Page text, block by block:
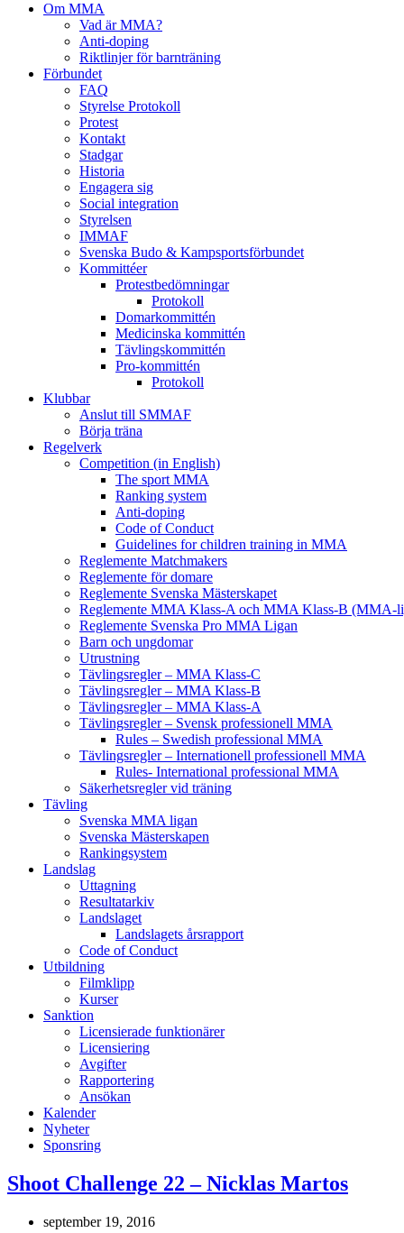
Om MMA
Vad är MMA?
Anti-doping
Riktlinjer för barnträning
Förbundet
FAQ
Styrelse Protokoll
Protest
Kontakt
Stadgar
Historia
Engagera sig
Social integration
Styrelsen
IMMAF
Svenska Budo & Kampsportsförbundet
Kommittéer
Protestbedömningar
Protokoll
Domarkommittén
Medicinska kommittén
Tävlingskommittén
Pro-kommittén
Protokoll
Klubbar
Anslut till SMMAF
Börja träna
Regelverk
Competition (in English)
The sport MMA
Ranking system
Anti-doping
Code of Conduct
Guidelines for children training in MMA
Reglemente Matchmakers
Reglemente för domare
Reglemente Svenska Mästerskapet
Reglemente MMA Klass-A och MMA Klass-B (MMA-
Reglemente Svenska Pro MMA Ligan
Barn och ungdomar
Utrustning
Tävlingsregler – MMA Klass-C
Tävlingsregler – MMA Klass-B
Tävlingsregler – MMA Klass-A
Tävlingsregler – Svensk professionell MMA
Rules – Swedish professional MMA
Tävlingsregler – Internationell professionell MMA
Rules- International professional MMA
Säkerhetsregler vid träning
Tävling
Svenska MMA ligan
Svenska Mästerskapen
Rankingsystem
Landslag
Uttagning
Resultatarkiv
Landslaget
Landslagets årsrapport
Code of Conduct
Utbildning
Filmklipp
Kurser
Sanktion
Licensierade funktionärer
Licensiering
Avgifter
Rapportering
Ansökan
Kalender
Nyheter
Sponsring
Shoot Challenge 22 – Nicklas Martos
september 19, 2016